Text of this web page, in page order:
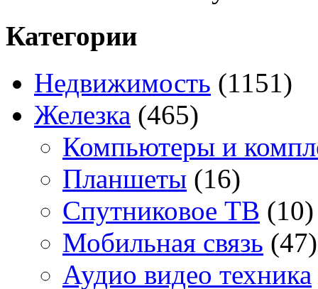
Категории
Недвижимость (1151)
Железка (465)
Компьютеры и
Планшеты (16)
Спутниковое ТВ (10)
Мобильная связь (47)
Аудио видео техника